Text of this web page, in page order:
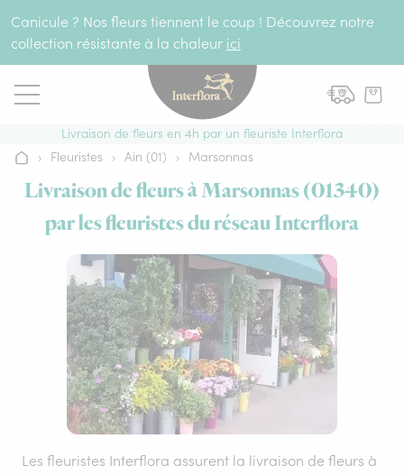
Canicule ? Nos fleurs tiennent le coup ! Découvrez notre
collection résistante à la chaleur ici
Livraison de fleurs en 4h par un fleuriste Interflora
Accueil
› Fleuristes › Ain (01) › Marsonnas
Livraison de fleurs à Marsonnas (01340)
par les fleuristes du réseau Interflora
Les fleuristes Interflora assurent la livraison de fleurs à